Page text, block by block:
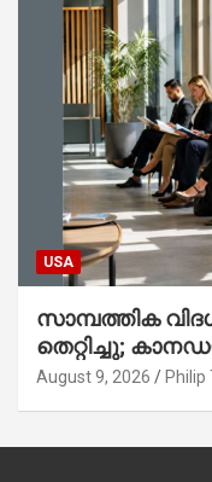
USA
സാമ്പത്തിക
തെറ്റിച്ചു;
August 9, 2026 Philip